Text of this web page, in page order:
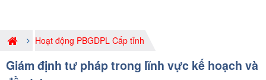
Hoạt động PBGDPL Cấp tỉnh
Giám định tư pháp trong lĩnh vực kế hoạch và